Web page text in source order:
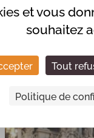
et vous
souhaitez
Tout
Politique de